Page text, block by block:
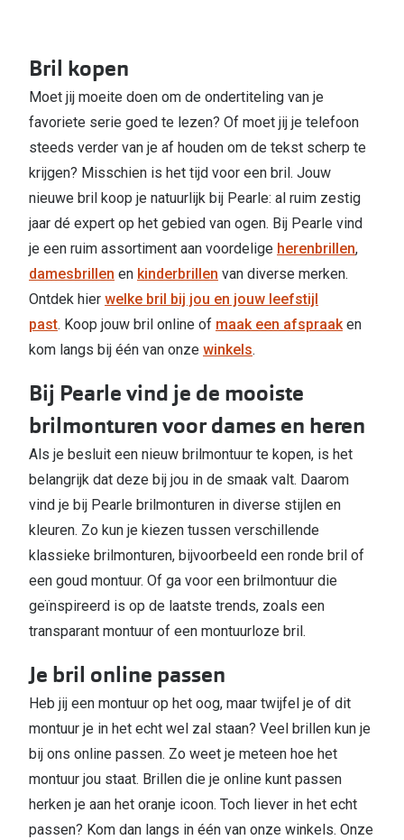
Bril kopen
Moet jij moeite doen om de ondertiteling van je
favoriete serie goed te lezen? Of moet jij je telefoon
steeds verder van je af houden om de tekst scherp te
krijgen? Misschien is het tijd voor een bril. Jouw
nieuwe bril koop je natuurlijk bij Pearle: al ruim zestig
jaar dé expert op het gebied van ogen. Bij Pearle vind
je een ruim assortiment aan voordelige herenbrillen,
damesbrillen en kinderbrillen van diverse merken.
Ontdek hier welke bril bij jou en jouw leefstijl
past. Koop jouw bril online of maak een afspraaken
kom langs bij één van onze winkels.
Bij Pearle vind je de mooiste
brilmonturen voor dames en heren
Als je besluit een nieuw brilmontuur te kopen, is het
belangrijk dat deze bij jou in de smaak valt. Daarom
vind je bij Pearle brilmonturen in diverse stijlen en
kleuren. Zo kun je kiezen tussen verschillende
klassieke brilmonturen, bijvoorbeeld een ronde bril of
een goud montuur. Of ga voor een brilmontuur die
geïnspireerd is op de laatste trends, zoals een
transparant montuur of een montuurloze bril.
Je bril online passen
Heb jij een montuur op het oog, maar twijfel je of dit
montuur je in het echt wel zal staan? Veel brillen kun je
bij ons online passen. Zo weet je meteen hoe het
montuur jou staat. Brillen die je online kunt passen
herken je aan het oranje icoon. Toch liever in het echt
passen? Kom dan langs in één van onze winkels. Onze